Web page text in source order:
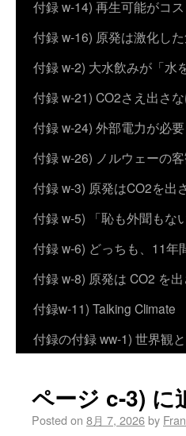
付録 w-14) 再生可能がコ
付録 w-16) 原発は激化し
付録 w-2) 大水飲みが「水
付録 w-21) CO2さえ出さ
付録 w-24) 外部電力が必
付録 w-26) ノルウェーの客
付録 w-3) 原発はCO2を出
付録 w-5) 「恥も外聞もな
付録 w-6) どっちも、11年
付録 w-8) 原発は CO2 を
付録w-11) Talking Climate
付録の付録 ww-1) 世界観
ページ c-3) に
Posted on 8月 7, 2026by